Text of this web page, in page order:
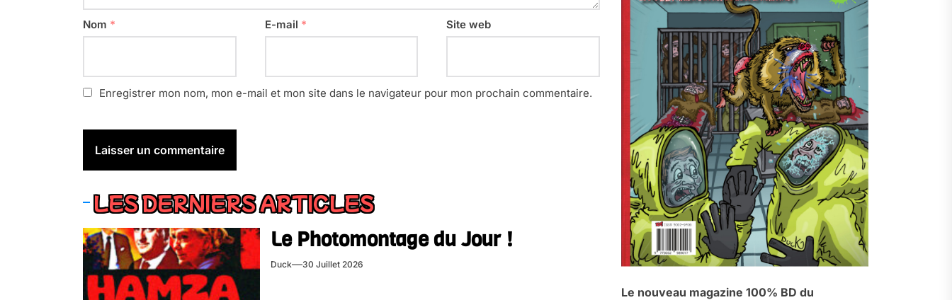
Nom * E-mail * Site web
Enregistrer mon nom, mon e-mail et mon site dans le navigateur pour mon prochain commentaire.
LES DERNIERS ARTICLES
Le Photomontage du Jour !
Duck 30 Juillet 2026
Le nouveau magazine 100% BD du